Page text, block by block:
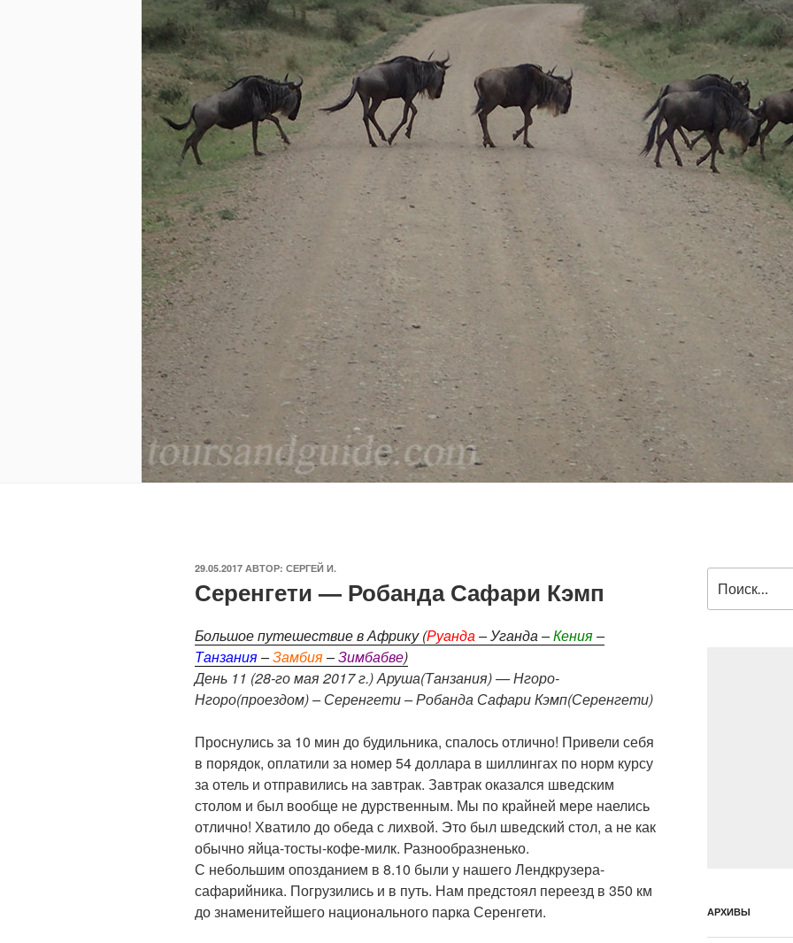
ОПУБЛИКОВАНО
29.05.2017 АВТОР: СЕРГЕЙ И.
Серенгети — Робанда Сафари Кэмп
Большое путешествие в Африку (Руанда– Уганда –Кения–
Танзания–Замбия–Зимбабве)
День 11 (28-го мая 2017 г.) Аруша(Танзания) — Нгоро-
Нгоро(проездом) – Серенгети – Робанда Сафари Кэмп(Серенгети)
Проснулись за 10 мин до будильника, спалось отлично! Привели себя
в порядок, оплатили за номер 54 доллара в шиллингах по норм курсу
за отель и отправились на завтрак. Завтрак оказался шведским
столом и был вообще не дурственным. Мы по крайней мере наелись
отлично! Хватило до обеда с лихвой. Это был шведский стол, а не как
обычно яйца-тосты-кофе-милк. Разнообразненько.
С небольшим опозданием в 8.10 были у нашего Лендкрузера-
сафарийника. Погрузились и в путь. Нам предстоял переезд в 350 км
до знаменитейшего национального парка Серенгети.
АРХИВЫ